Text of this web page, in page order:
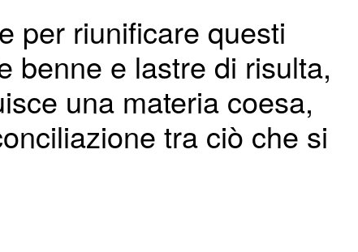
per riunificare questi
benne e lastre di risulta,
una materia coesa,
tra ciò che si